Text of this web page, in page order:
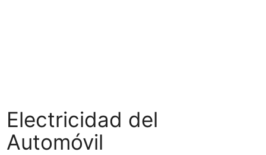
Electricidad del
Automóvil